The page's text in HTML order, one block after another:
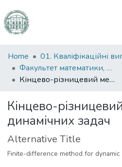
Communities
&
Collections
Statistics
Home
Факультет математики, фізики та інформаційних технологій
Кінцево-різницевий метод для динамічних задач
Кінцево-
динамічних задач
Alternative Title
Finite-difference method for dynamic